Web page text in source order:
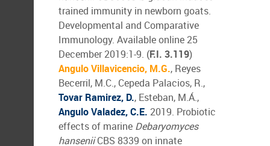
trained immunity in newborn goats.
Developmental and Comparative
Immunology. Available online 25
December 2019:1-9. (F.I. 3.119)
Angulo Villavicencio, M.G., Reyes
Becerril, M.C., Cepeda Palacios, R.,
Tovar Ramirez, D., Esteban, M.Á.,
Angulo Valadez, C.E. 2019. Probiotic
effects of marine Debaryomyces
hanseniiCBS 8339 on innate